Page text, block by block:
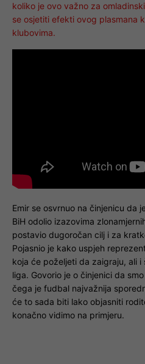
koliko je ovo važno za
se osjetiti efekti ovog plasmana
klubovima.
Emir se osvrnuo na činjenicu da
BiH odolio izazovima
postavio dugoročan cilj i za
Pojasnio je kako uspjeh
koja će poželjeti da zaigraju, ali
liga. Govorio je o činjenici da
čega je fudbal najvažnija
će to sada biti lako objasniti
konačno vidimo na primjeru.